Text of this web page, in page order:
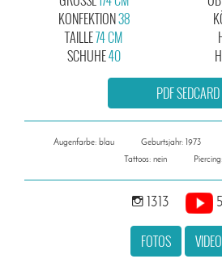
KONFEKTION38
TAILLE74 CM
SCHUHE40
PDF SEDCARD
Augenfarbe: blau Geburtsjahr: 1973
Tattoos: nein
1313
FOTOS VIDEO